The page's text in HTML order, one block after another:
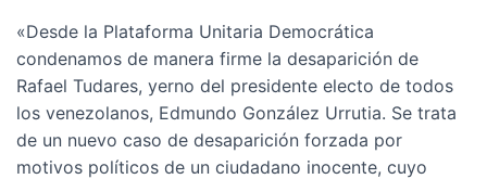
«Desde la Plataforma Unitaria Democrática
condenamos de manera firme la desaparición de
Rafael Tudares, yerno del presidente electo de todos
los venezolanos, Edmundo González Urrutia. Se trata
de un nuevo caso de desaparición forzada por
motivos políticos de un ciudadano inocente, cuyo